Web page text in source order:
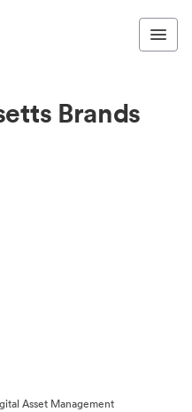
Brands
Asset Management